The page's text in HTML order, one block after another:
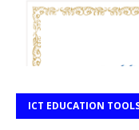
ICT EDUCATION